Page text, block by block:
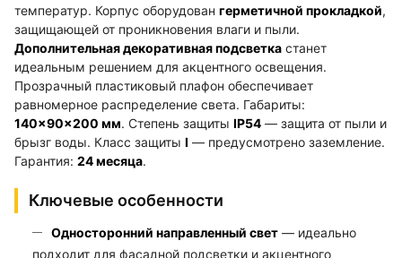
температур. Корпус оборудован герметичной прокладкой,
защищающей от проникновения влаги и пыли.
Дополнительная декоративная подсветка станет
идеальным решением для акцентного освещения.
Прозрачный пластиковый плафон обеспечивает
равномерное распределение света. Габариты:
140×90×200 мм. Степень защиты IP54 — защита от пыли и
брызг воды. Класс защиты I — предусмотрено заземление.
Гарантия: 24 месяца.
Ключевые особенности
Односторонний направленный свет — идеально
подходит для фасадной подсветки и акцентного